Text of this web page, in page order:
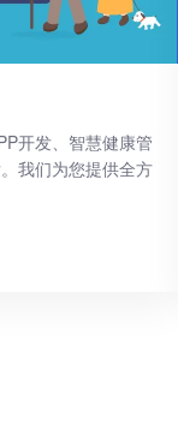
开发、智慧健康管
我们为您提供全方